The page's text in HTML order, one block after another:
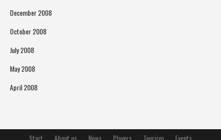
December 2008
October 2008
July 2008
May 2008
April 2008